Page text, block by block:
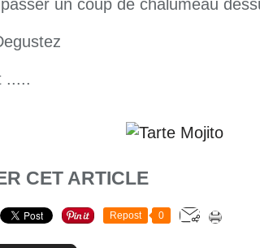
un coup de chalumeau
.....
CET ARTICLE
Repost 0